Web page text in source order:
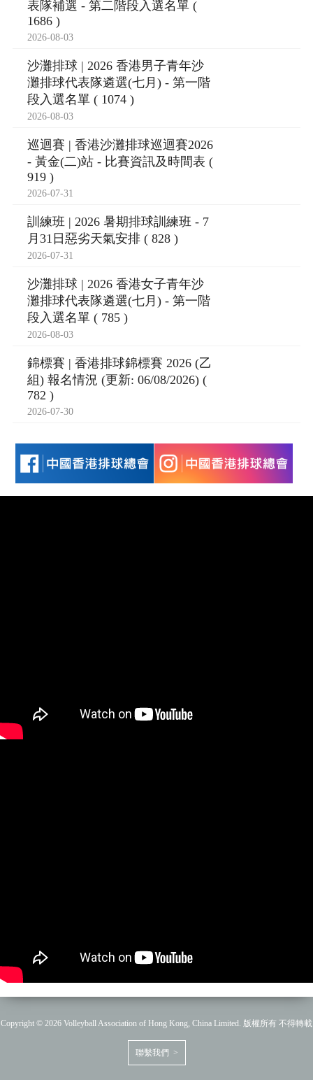
表隊補選 - 第二階段入選名單 (
1686 )
2026-08-03
沙灘排球 | 2026 香港男子青年沙
灘排球代表隊遴選(七月) - 第一階
段入選名單 ( 1074 )
2026-08-03
巡迴賽 | 香港沙灘排球巡迴賽2026
- 黃金(二)站 - 比賽資訊及時間表 (
919 )
2026-07-31
訓練班 | 2026 暑期排球訓練班 - 7
月31日惡劣天氣安排 ( 828 )
2026-07-31
沙灘排球 | 2026 香港女子青年沙
灘排球代表隊遴選(七月) - 第一階
段入選名單 ( 785 )
2026-08-03
錦標賽 | 香港排球錦標賽 2026 (乙
組) 報名情況 (更新: 06/08/2026) (
782 )
2026-07-30
Copyright © 2026 Volleyball Association of Hong Kong, China Limited. 版權所有 不得轉載
聯繫我們 >